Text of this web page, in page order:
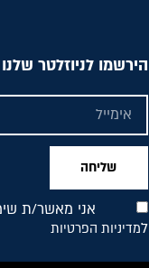
הירשמו לניוזלטר שלנו
אני מאשר/ת
למדיניות הפרטיות
שליחה